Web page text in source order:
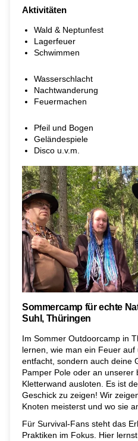
Aktivitäten
Wald & Neptunfest
Lagerfeuer
Schwimmen
Wasserschlacht
Nachtwanderung
Feuermachen
Pfeil und Bogen
Geländespiele
Disco u.v.m.
Sommercamp für echte
Suhl, Thüringen
Im Sommer Outdoorcamp in
lernen, wie man ein Feuer auf
entfacht, sondern auch deine
Pamper Pole oder an unserer
Kletterwand ausloten. Es ist
Geschick zu zeigen! Wir
Knoten meisterst und wo sie
Für Survival-Fans steht das
Praktiken im Fokus. Hier